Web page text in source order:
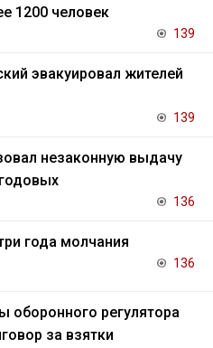
1200 человек
139
эвакуировал жителей
139
незаконную выдачу
136
года молчания
136
оборонного регулятора
за взятки